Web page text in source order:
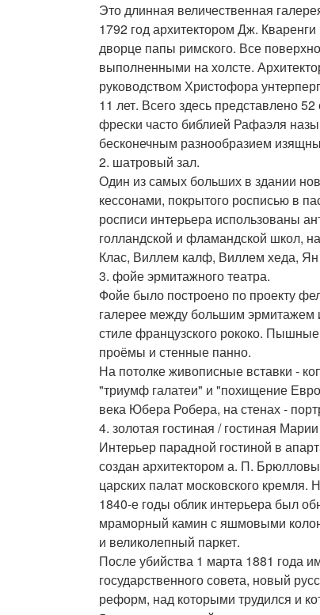
Это длинная величественная
1792 год архитектором Дж.
дворце папы римского. Все
выполненными на холсте.
руководством Христофора
11 лет. Всего здесь представлено
фрески часто библией Рафаэля
бесконечным разнообразием
2. шатровый зал.
Один из самых больших в здании
кессонами, покрытого росписью в
росписи интерьера использованы
голландской и фламандской школ,
Клас, Виллем калф, Виллем хеда, Ян
3. фойе эрмитажного театра.
Фойе было построено по проекту
галерее между большим эрмитажем
стиле французского рококо.
проёмы и стенные панно.
На потолке живописные вставки -
"триумф галатеи" и "похищение
века Юбера Робера, на стенах -
4. золотая гостиная / гостиная
Интерьер парадной гостиной в
создан архитектором а. П.
царских палат московского
1840-е годы облик интерьера был
мраморный камин с яшмовыми
и великолепный паркет.
После убийства 1 марта 1881 года
государственного совета, новый
реформ, над которыми трудился и